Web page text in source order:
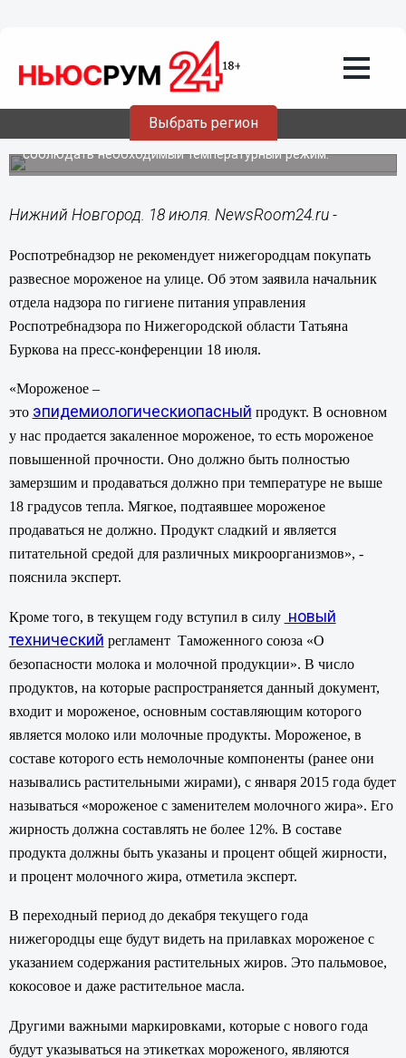
Выбрать регион
Роспотребнадзор не рекомендует
нижегородцам покупать развесное
мороженое на улице
При продаже мороженого на улице не всегда удается
соблюдать необходимый температурный режим.
Нижний Новгород. 18 июля. NewsRoom24.ru -
Роспотребнадзор не рекомендует нижегородцам покупать
развесное мороженое на улице. Об этом заявила начальник
отдела надзора по гигиене питания управления
Роспотребнадзора по Нижегородской области Татьяна
Буркова на пресс-конференции 18 июля.
«Мороженое –
это эпидемиологическиопасный продукт. В основном
у нас продается закаленное мороженое, то есть мороженое
повышенной прочности. Оно должно быть полностью
замерзшим и продаваться должно при температуре не выше
18 градусов тепла. Мягкое, подтаявшее мороженое
продаваться не должно. Продукт сладкий и является
питательной средой для различных микроорганизмов», -
пояснила эксперт.
Кроме того, в текущем году вступил в силу новый
технический регламент Таможенного союза «О
безопасности молока и молочной продукции». В число
продуктов, на которые распространяется данный документ,
входит и мороженое, основным составляющим которого
является молоко или молочные продукты. Мороженое, в
составе которого есть немолочные компоненты (ранее они
назывались растительными жирами), с января 2015 года будет
называться «мороженое с заменителем молочного жира». Его
жирность должна составлять не более 12%. В составе
продукта должны быть указаны и процент общей жирности,
и процент молочного жира, отметила эксперт.
В переходный период до декабря текущего года
нижегородцы еще будут видеть на прилавках мороженое с
указанием содержания растительных жиров. Это пальмовое,
кокосовое и даже растительное масла.
Другими важными маркировками, которые с нового года
будут указываться на этикетках мороженого, являются